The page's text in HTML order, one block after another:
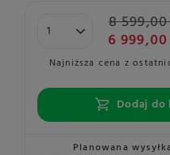
8 599,00
6 999,00
Najniższa cena z
Dodaj do
Planowana